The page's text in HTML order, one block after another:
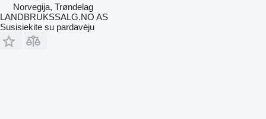
Norvegija, Trøndelag
LANDBRUKSSALG.NO AS
Susisiekite su pardavėju